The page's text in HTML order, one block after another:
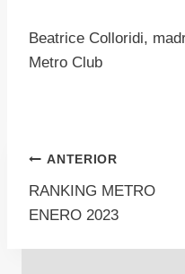
Beatrice Colloridi,
Metro Club
de
ANTERIOR
RANKING METRO
ENERO 2023